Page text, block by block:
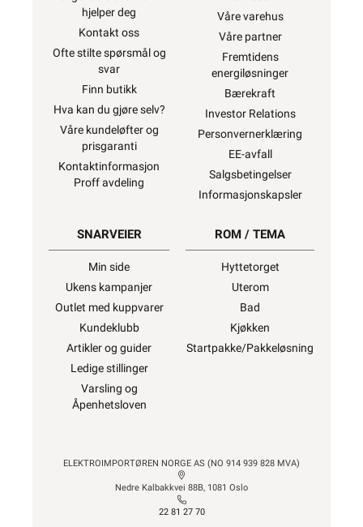
hjelper deg
Kontakt oss
Ofte stilte spørsmål og
svar
Finn butikk
Hva kan du gjøre selv?
Våre kundeløfter og
prisgaranti
Kontaktinformasjon
Proff avdeling
Våre varehus
Våre partner
Fremtidens
energiløsninger
Bærekraft
Investor Relations
Personvernerklæring
EE-avfall
Salgsbetingelser
Informasjonskapsler
SNARVEIER
Min side
Ukens kampanjer
Outlet med kuppvarer
Kundeklubb
Artikler og guider
Ledige stillinger
Varsling og
Åpenhetsloven
ROM / TEMA
Hyttetorget
Uterom
Bad
Kjøkken
Startpakke/Pakkeløsning
ELEKTROIMPORTØREN NORGE AS (NO 914 939 828 MVA)
Nedre Kalbakkvei 88B, 1081 Oslo
22 81 27 70